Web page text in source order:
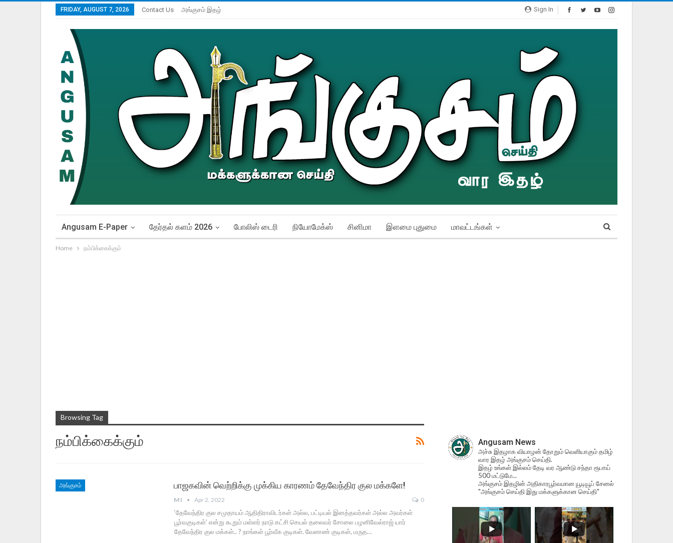
Sign In
FRIDAY, AUGUST 7, 2026 Contact Us அங்குசம் இதழ்
Angusam E-Paper தேர்தல் களம் 2026 போலிஸ் டைரி நியோமேக்ஸ் சினிமா இளமை புதுமை மாவட்டங்கள்
Home நம்பிக்கைக்கும்
Browsing Tag
நம்பிக்கைக்கும்
அங்குசம் பாஜகவின் வெற்றிக்கு முக்கிய காரணம் தேவேந்திர குல மக்களே!
M I Apr 2, 2022 0
‘தேவேந்திர குல சமுதாயம் ஆதிதிராவிடர்கள் அல்ல, பட்டியல் இனத்தவர்கள் அல்ல அவர்கள்
பூர்வகுடிகள்’ என்று கூறும் மள்ளர் நாடு கட்சி செயல் தலைவர் சோலை பழனிவேல்ராஜ் யார்
தேவேந்திர குல மக்கள்.. ? நாங்கள் பூர்வீக குடிகள். வேளாண் குடிகள், மருத…
Angusam News
அச்சு இதழாக வியாழன் தோறும் வெளியாகும் தமிழ்
வார இதழ் அங்குசம் செய்தி.
இதழ் உங்கள் இல்லம் தேடி வர ஆண்டு சந்தா ரூபாய்
500 மட்டுமே...
அங்குசம் இதழின் அதிகாரபூர்வமான யூடியூப் சேனல்
"அங்குசம் செய்தி இது மக்களுக்கான செய்தி"